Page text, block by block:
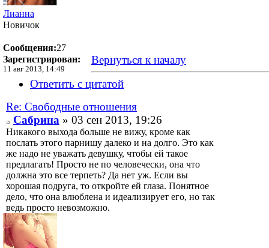
Лианна
Новичок
Сообщения:27
Зарегистрирован:
11 авг 2013, 14:49
Вернуться к началу
Ответить с цитатой
Re: Свободные отношения
Сабрина» 03 сен 2013, 19:26
Никакого выхода больше не вижу, кроме как
послать этого парнишу далеко и на долго. Это как
же надо не уважать девушку, чтобы ей такое
предлагать! Просто не по человечески, она что
должна это все терпеть? Да нет уж. Если вы
хорошая подруга, то откройте ей глаза. Понятное
дело, что она влюблена и идеализирует его, но так
ведь просто невозможно.